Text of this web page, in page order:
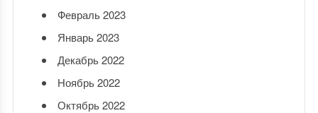
Февраль 2023
Январь 2023
Декабрь 2022
Ноябрь 2022
Октябрь 2022